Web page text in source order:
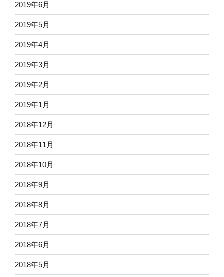
2019年6月
2019年5月
2019年4月
2019年3月
2019年2月
2019年1月
2018年12月
2018年11月
2018年10月
2018年9月
2018年8月
2018年7月
2018年6月
2018年5月